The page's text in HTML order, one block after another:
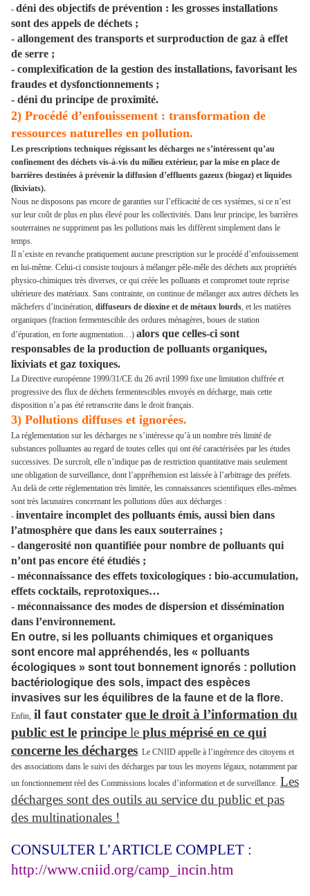
- déni des objectifs de prévention : les grosses installations
sont des appels de déchets ;
- allongement des transports et surproduction de gaz à effet
de serre ;
- complexification de la gestion des installations, favorisant les
fraudes et dysfonctionnements ;
- déni du principe de proximité.
2) Procédé d’enfouissement : transformation de
ressources naturelles en pollution.
Les prescriptions techniques régissant les décharges ne s’intéressent qu’au
confinement des déchets vis-à-vis du milieu extérieur, par la mise en place de
barrières destinées à prévenir la diffusion d’effluents gazeux (biogaz) et liquides
(lixiviats).
Nous ne disposons pas encore de garanties sur l’efficacité de ces systèmes, si ce n’est
sur leur coût de plus en plus élevé pour les collectivités. Dans leur principe, les barrières
souterraines ne suppriment pas les pollutions mais les diffèrent simplement dans le
temps.
Il n’existe en revanche pratiquement aucune prescription sur le procédé d’enfouissement
en lui-même. Celui-ci consiste toujours à mélanger pêle-mêle des déchets aux propriétés
physico-chimiques très diverses, ce qui créée les polluants et compromet toute reprise
ultérieure des matériaux. Sans contrainte, on continue de mélanger aux autres déchets les
mâchefers d’incinération, diffuseurs de dioxine et de métaux lourds, et les matières
organiques (fraction fermentescible des ordures ménagères, boues de station
d’épuration, en forte augmentation…) alors que celles-ci sont
responsables de la production de polluants organiques,
lixiviats et gaz toxiques.
La Directive européenne 1999/31/CE du 26 avril 1999 fixe une limitation chiffrée et
progressive des flux de déchets fermentescibles envoyés en décharge, mais cette
disposition n’a pas été retranscrite dans le droit français.
3) Pollutions diffuses et ignorées.
La réglementation sur les décharges ne s’intéresse qu’à un nombre très limité de
substances polluantes au regard de toutes celles qui ont été caractérisées par les études
successives. De surcroît, elle n’indique pas de restriction quantitative mais seulement
une obligation de surveillance, dont l’appréhension est laissée à l’arbitrage des préfets.
Au delà de cette réglementation très limitée, les connaissances scientifiques elles-mêmes
sont très lacunaires concernant les pollutions dûes aux décharges :
- inventaire incomplet des polluants émis, aussi bien dans
l’atmosphère que dans les eaux souterraines ;
- dangerosité non quantifiée pour nombre de polluants qui
n’ont pas encore été étudiés ;
- méconnaissance des effets toxicologiques : bio-accumulation,
effets cocktails, reprotoxiques…
- méconnaissance des modes de dispersion et dissémination
dans l’environnement.
En outre, si les polluants chimiques et organiques
sont encore mal appréhendés, les « polluants
écologiques » sont tout bonnement ignorés : pollution
bactériologique des sols, impact des espèces
invasives sur les équilibres de la faune et de la flore.
Enfin, il faut constater que le droit à l’information du
public est le principe le plus méprisé en ce qui
concerne les décharges. Le CNIID appelle à l’ingérence des citoyens et
des associations dans le suivi des décharges par tous les moyens légaux, notamment par
un fonctionnement réel des Commissions locales d’information et de surveillance. Les
décharges sont des outils au service du public et pas
des multinationales !
CONSULTER L’ARTICLE COMPLET :
http://www.cniid.org/camp_incin.htm